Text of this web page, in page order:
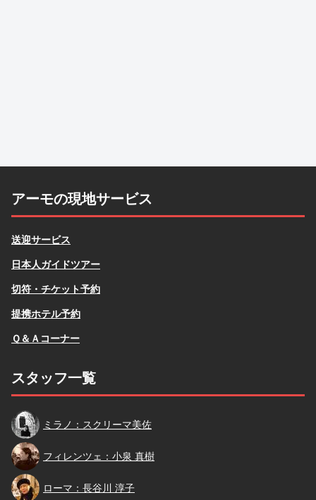
アーモの現地サービス
送迎サービス
日本人ガイドツアー
切符・チケット予約
提携ホテル予約
Ｑ＆Ａコーナー
スタッフ一覧
スクリーマ
ミラノ：スクリーマ美佐
小泉
フィレンツェ：小泉 真樹
長谷川
ローマ：長谷川 淳子